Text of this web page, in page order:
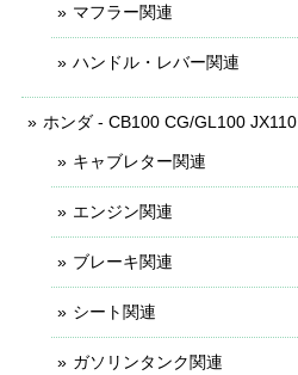
マフラー関連
ハンドル・レバー関連
ホンダ - CB100 CG/GL100 JX110
キャブレター関連
エンジン関連
ブレーキ関連
シート関連
ガソリンタンク関連